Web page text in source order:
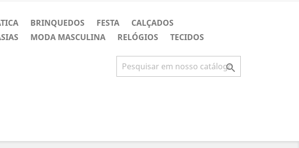
BRINQUEDOS FESTA
CALÇADOS
MODA MASCULINA RELÓGIOS TECIDOS
